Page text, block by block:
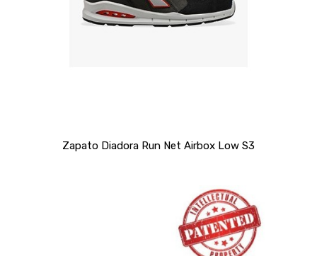
Zapato Diadora Run Net Airbox Low S3